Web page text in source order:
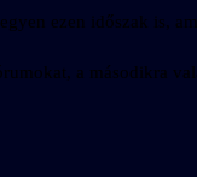
ezen időszak is,
a másodikra